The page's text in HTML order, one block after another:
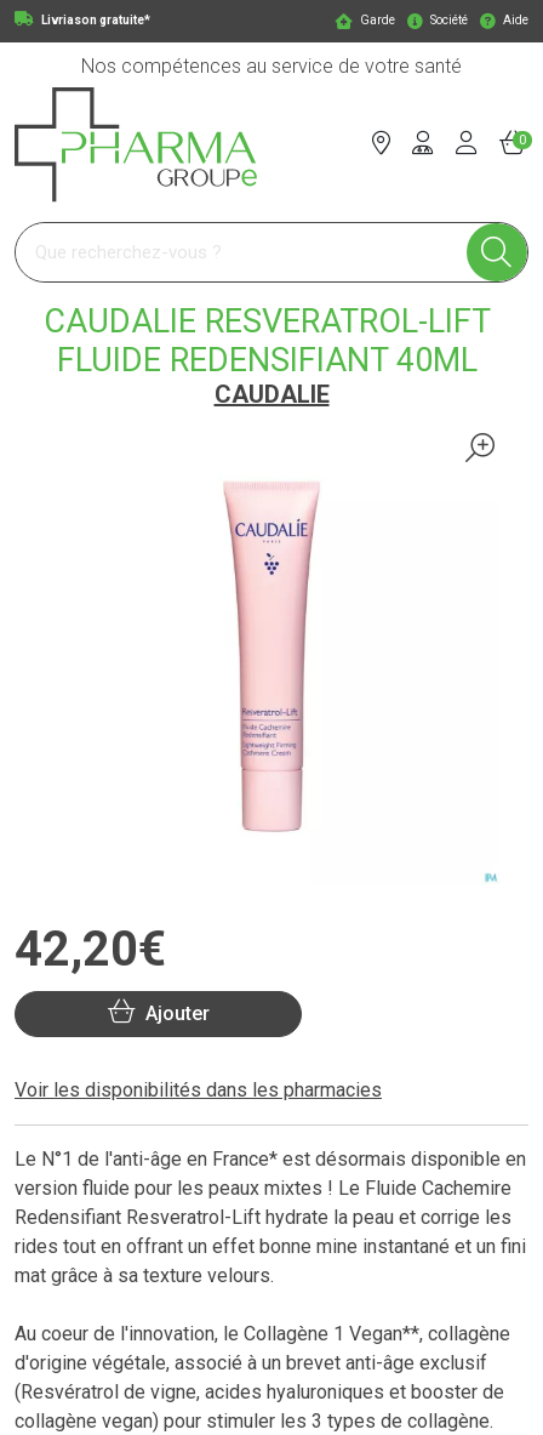
Livriason gratuite* Garde Société Aide
Nos compétences au service de votre santé
Pharmagroupe Votre pharmacie en ligne à votre service
0
CAUDALIE RESVERATROL-LIFT
FLUIDE REDENSIFIANT 40ML
CAUDALIE
42,20€
Ajouter
Voir les disponibilités dans les pharmacies
Le N°1 de l'anti-âge en France* est désormais disponible en
version fluide pour les peaux mixtes ! Le Fluide Cachemire
Redensifiant Resveratrol-Lift hydrate la peau et corrige les
rides tout en offrant un effet bonne mine instantané et un fini
mat grâce à sa texture velours.
Au coeur de l'innovation, le Collagène 1 Vegan**, collagène
d'origine végétale, associé à un brevet anti-âge exclusif
(Resvératrol de vigne, acides hyaluroniques et booster de
collagène vegan) pour stimuler les 3 types de collagène.